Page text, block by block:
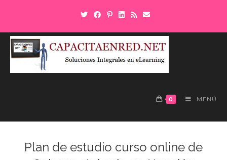
0 MENÚ
Plan de estudio curso online de